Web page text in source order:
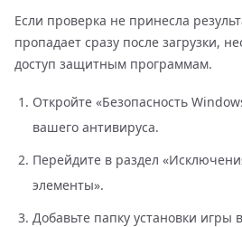
Если проверка не принесла
пропадает сразу после загрузки,
доступ защитным программам.
Откройте «Безопасность
вашего антивируса.
Перейдите в раздел
элементы».
Добавьте папку установки игры